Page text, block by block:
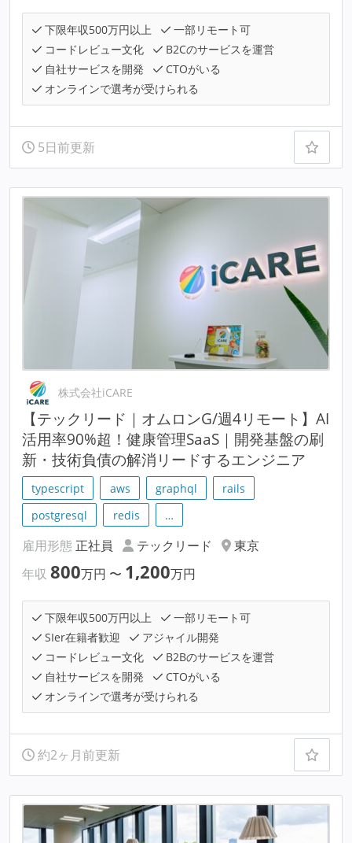
下限年収500万円以上
一部リモート可
コードレビュー文化
B2Cのサービスを運営
自社サービスを開発
CTOがいる
オンラインで選考が受けられる
5日前更新
株式会社iCARE
【テックリード｜オムロンG/週4リモート】AI
活用率90%超！健康管理SaaS｜開発基盤の刷
新・技術負債の解消リードするエンジニア
typescript aws graphql
rails
postgresql
redis …
雇用形態 正社員 テックリード
東京
年収 800万円 〜 1,200万円
下限年収500万円以上
一部リモート可
SIer在籍者歓迎
アジャイル開発
コードレビュー文化
B2Bのサービスを運営
自社サービスを開発
CTOがいる
オンラインで選考が受けられる
約2ヶ月前更新